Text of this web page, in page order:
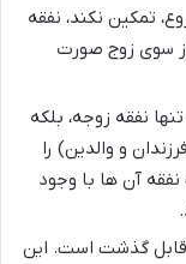
تمکین نکند، نفقه
سوی زوج صورت
نفقه زوجه، بلکه
و والدین) را
آن ها با وجود
قابل گذشت است. این